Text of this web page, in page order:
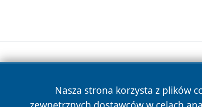
Nasza strona korzysta z plików